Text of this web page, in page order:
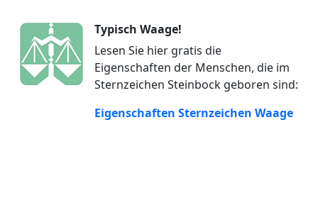
Typisch Waage!
Lesen Sie hier gratis die
Eigenschaften der Menschen, die im
Sternzeichen Steinbock geboren sind:
Eigenschaften Sternzeichen Waage